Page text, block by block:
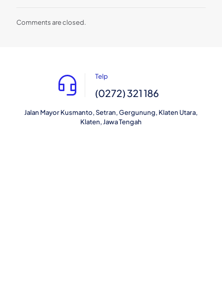
Comments are closed.
Telp
(0272) 321 186
Jalan Mayor Kusmanto, Setran, Gergunung, Klaten Utara,
Klaten, Jawa Tengah